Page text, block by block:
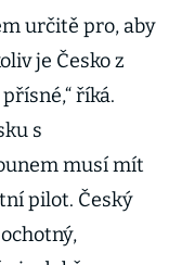
určitě pro, aby
je Česko z
říká.
s
musí mít
pilot. Český